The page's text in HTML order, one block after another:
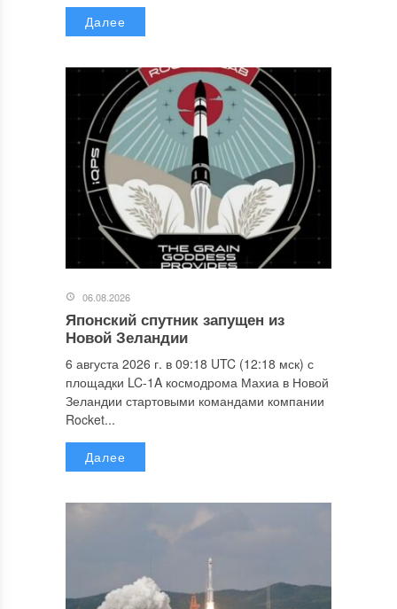
Далее
06.08.2026
Японский спутник запущен из
Новой Зеландии
6 августа 2026 г. в 09:18 UTC (12:18 мск) с
площадки LC-1A космодрома Махиа в Новой
Зеландии стартовыми командами компании
Rocket...
Далее